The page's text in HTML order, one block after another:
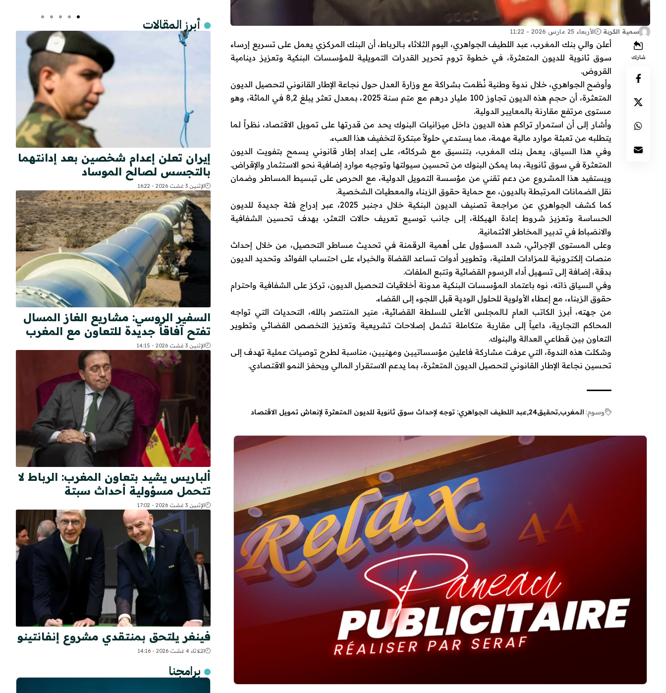
سمية الكربة الأربعاء 25 مارس 2026 - 11:22
شارك
أعلن والي بنك المغرب، عبد اللطيف الجواهري، اليوم الثلاثاء بـالرباط، أن البنك المركزي يعمل على تسريع إرساء
سوق ثانوية للديون المتعثرة، في خطوة تروم تحرير القدرات التمويلية للمؤسسات البنكية وتعزيز دينامية
القروض.
وأوضح الجواهري، خلال ندوة وطنية نُظمت بشراكة مع وزارة العدل حول نجاعة الإطار القانوني لتحصيل الديون
المتعثرة، أن حجم هذه الديون تجاوز 100 مليار درهم مع متم سنة 2025، بمعدل تعثر يبلغ 8,2 في المائة، وهو
مستوى مرتفع مقارنة بالمعايير الدولية.
وأشار إلى أن استمرار تراكم هذه الديون داخل ميزانيات البنوك يحد من قدرتها على تمويل الاقتصاد، نظراً لما
يتطلبه من تعبئة موارد مالية مهمة، مما يستدعي حلولاً مبتكرة لتخفيف هذا العبء.
وفي هذا السياق، يعمل بنك المغرب، بتنسيق مع شركائه، على إعداد إطار قانوني يسمح بتفويت الديون
المتعثرة في سوق ثانوية، بما يمكن البنوك من تحسين سيولتها وتوجيه موارد إضافية نحو الاستثمار والإقراض.
ويستفيد هذا المشروع من دعم تقني من مؤسسة التمويل الدولية، مع الحرص على تبسيط المساطر وضمان
نقل الضمانات المرتبطة بالديون، مع حماية حقوق الزبناء والمعطيات الشخصية.
كما كشف الجواهري عن مراجعة تصنيف الديون البنكية خلال دجنبر 2025، عبر إدراج فئة جديدة للديون
الحساسة وتعزيز شروط إعادة الهيكلة، إلى جانب توسيع تعريف حالات التعثر، بهدف تحسين الشفافية
والانضباط في تدبير المخاطر الائتمانية.
وعلى المستوى الإجرائي، شدد المسؤول على أهمية الرقمنة في تحديث مساطر التحصيل، من خلال إحداث
منصات إلكترونية للمزادات العلنية، وتطوير أدوات تساعد القضاة والخبراء على احتساب الفوائد وتحديد الديون
بدقة، إضافة إلى تسهيل أداء الرسوم القضائية وتتبع الملفات.
وفي السياق ذاته، نوه باعتماد المؤسسات البنكية مدونة أخلاقيات لتحصيل الديون، تركز على الشفافية واحترام
حقوق الزبناء، مع إعطاء الأولوية للحلول الودية قبل اللجوء إلى القضاء.
من جهته، أبرز الكاتب العام لـالمجلس الأعلى للسلطة القضائية، منير المنتصر بالله، التحديات التي تواجه
المحاكم التجارية، داعياً إلى مقاربة متكاملة تشمل إصلاحات تشريعية وتعزيز التخصص القضائي وتطوير
التعاون بين قطاعي العدالة والبنوك.
وشكلت هذه الندوة، التي عرفت مشاركة فاعلين مؤسساتيين ومهنيين، مناسبة لطرح توصيات عملية تهدف إلى
تحسين نجاعة الإطار القانوني لتحصيل الديون المتعثرة، بما يدعم الاستقرار المالي ويحفز النمو الاقتصادي.
وسوم: المغرب تحقيق24 عبد اللطيف الجواهري: توجه لإحداث سوق ثانوية للديون المتعثرة لإنعاش تمويل الاقتصاد
أبرز المقالات
إيران تعلن إعدام شخصين بعد إدانتهما
بالتجسس لصالح الموساد
الإثنين 3 غشت 2026 - 16:22
السفير الروسي: مشاريع الغاز المسال
تفتح آفاقاً جديدة للتعاون مع المغرب
الإثنين 3 غشت 2026 - 14:15
ألباريس يشيد بتعاون المغرب: الرباط لا
تتحمل مسؤولية أحداث سبتة
الإثنين 3 غشت 2026 - 17:02
فينغر يلتحق بمنتقدي مشروع إنفانتينو
الثلاثاء 4 غشت 2026 - 14:16
برامجنا